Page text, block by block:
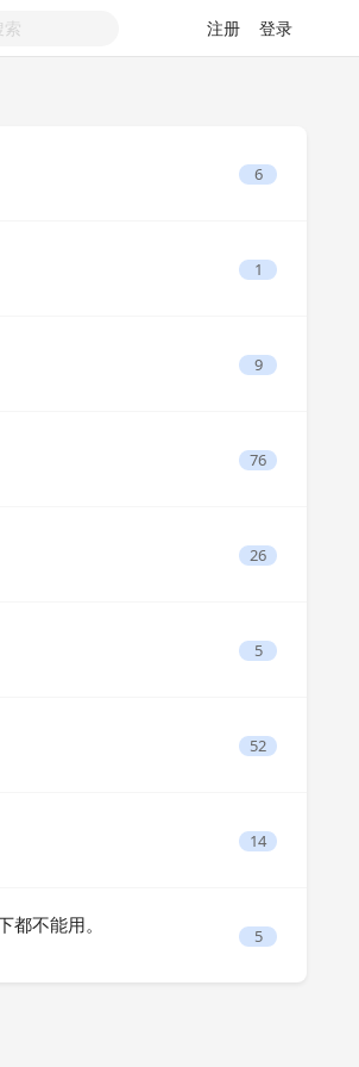
注册 登录
6
1
9
76
26
5
52
14
不能用。 5